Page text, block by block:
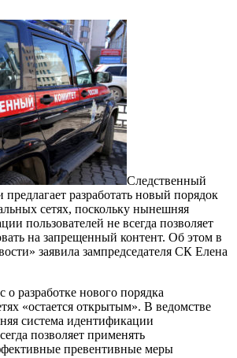
Следственный
разработать новый порядок
сетях, поскольку нынешняя
пользователей не всегда позволяет
на запрещенный контент. Об этом в
заявила зампредседателя СК Елена
о разработке нового порядка
«остается открытым». В ведомстве
система идентификации
позволяет применять
превентивные меры